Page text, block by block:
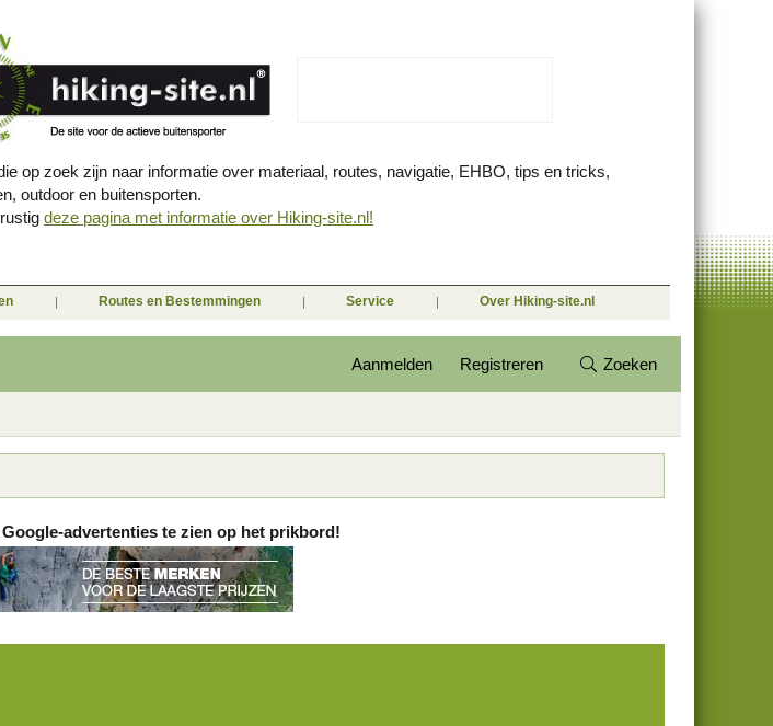
op zoek zijn naar informatie over materiaal, routes, navigatie, EHBO, tips en tricks,
outdoor en buitensporten.
deze pagina met informatie over Hiking-site.nl!
Routes en Bestemmingen Service Over Hiking-site.nl
Aanmelden Registreren Zoeken
advertenties te zien op het prikbord!